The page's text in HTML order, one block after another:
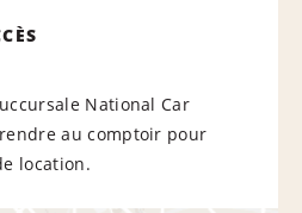
National Car
au comptoir pour
location.